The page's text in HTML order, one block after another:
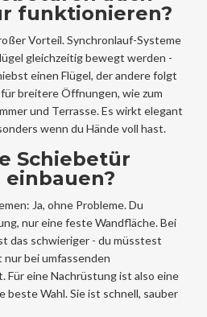
funktionieren?
Vorteil. Synchronlauf-Systeme
gleichzeitig bewegt werden -
einen Flügel, der andere folgt
breitere Öffnungen, wie zum
und Terrasse. Es wirkt elegant
wenn du Hände voll hast.
Schiebetür
Ja, ohne Probleme. Du
nur eine feste Wandfläche. Bei
das schwieriger - du müsstest
bei umfassenden
Für eine Nachrüstung ist also eine
beste Wahl. Sie ist schnell, sauber